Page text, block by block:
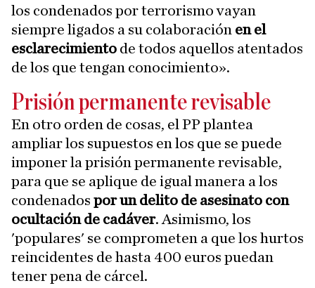
los condenados por terrorismo vayan
siempre ligados a su colaboración en el
esclarecimiento de todos aquellos atentados
de los que tengan conocimiento».
Prisión permanente revisable
En otro orden de cosas, el PP plantea
ampliar los supuestos en los que se puede
imponer la prisión permanente revisable,
para que se aplique de igual manera a los
condenados por un delito de asesinato con
ocultación de cadáver. Asimismo, los
'populares' se comprometen a que los hurtos
reincidentes de hasta 400 euros puedan
tener pena de cárcel.